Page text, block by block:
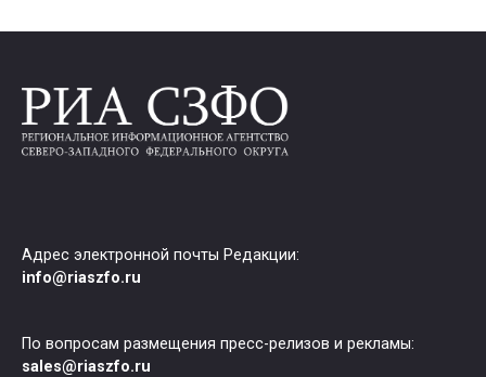
Адрес электронной почты Редакции:
info@riaszfo.ru
По вопросам размещения пресс-релизов и рекламы:
sales@riaszfo.ru